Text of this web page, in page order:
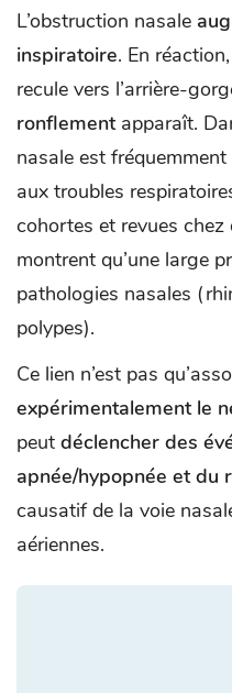
L’obstruction nasale
inspiratoire. En
recule vers l’arrière-
ronflementapparaît.
nasale est
aux troubles
cohortes et revues
montrent qu’une large
pathologies nasales
polypes).
Ce lien n’est pas
expérimentalement le
peut déclencher des
apnée/hypopnée et du
causatif de la voie
aériennes.